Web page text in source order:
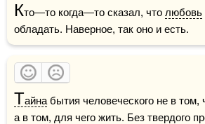
Кто—то когда—то сказал, что любовь
обладать. Наверное, так оно и есть.
Тайна бытия человеческого не в том,
а в том, для чего жить. Без твердого